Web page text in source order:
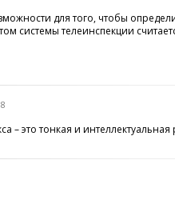
для того, чтобы
телеинспекции
– это тонкая и